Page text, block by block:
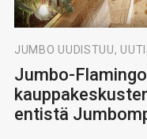
JUMBO UUDISTUU,
Jumbo-
entistä